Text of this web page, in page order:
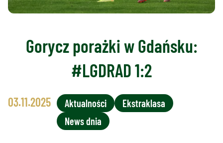
Gorycz porażki w Gdańsku:
#LGDRAD 1:2
03.11.2025 Aktualności
Ekstraklasa
News dnia